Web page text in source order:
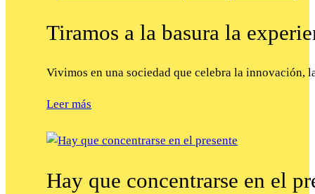
Tiramos a la basura la
Vivimos en una sociedad que celebra la innovación,
Leer más
Hay que concentrarse en el